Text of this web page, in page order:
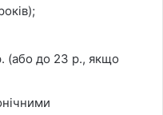
(або до 23 р., якщо